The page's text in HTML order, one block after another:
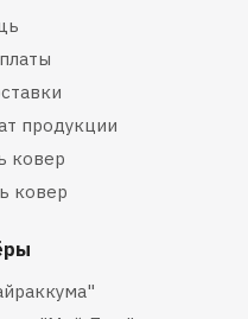
продукции
ковер
ковер